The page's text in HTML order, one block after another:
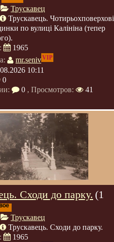
Трускавец
Трускавець. Чотирьохповерхові
по вулиці Калініна (тепер
1965
mr.senivVIP
10:11
0
0 , Просмотров:
41
Сходи до парку. (1
Трускавец
Трускавець. Сходи до парку.
1965